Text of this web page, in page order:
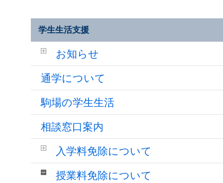
学生生活支援
お知らせ
通学について
駒場の学生生活
相談窓口案内
入学料免除について
授業料免除について